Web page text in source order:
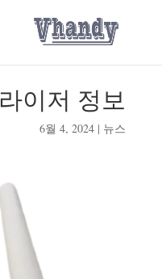
라이저 정보
6월 4, 2024 | 뉴스